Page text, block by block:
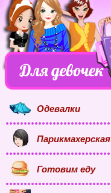
Одевалки
Парикмахерская
Готовим еду